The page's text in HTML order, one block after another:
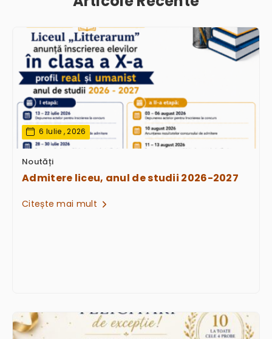
6 Iulie , 2026
Noutăți
Admitere liceu, anul de studii 2026-2027
Citește mai mult